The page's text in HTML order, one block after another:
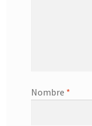
Nombre *